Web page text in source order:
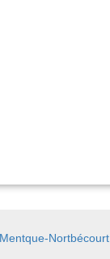
Nortbécourt